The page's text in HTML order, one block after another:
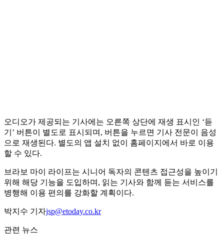
오디오가 제공되는 기사에는 오른쪽 상단에 재생 표시인 ‘듣
기’ 버튼이 별도로 표시되며, 버튼을 누르면 기사 전문이 음성
으로 재생된다. 별도의 앱 설치 없이 홈페이지에서 바로 이용
할 수 있다.
브라보 마이 라이프는 시니어 독자의 콘텐츠 접근성을 높이기
위해 해당 기능을 도입하며, 읽는 기사와 함께 듣는 서비스를
병행해 이용 편의를 강화할 계획이다.
박지수 기자jsp@etoday.co.kr
관련 뉴스